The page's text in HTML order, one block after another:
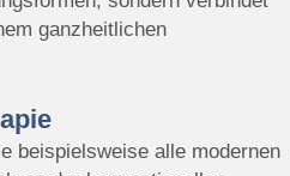
ganzheitlichen
beispielsweise alle modernen